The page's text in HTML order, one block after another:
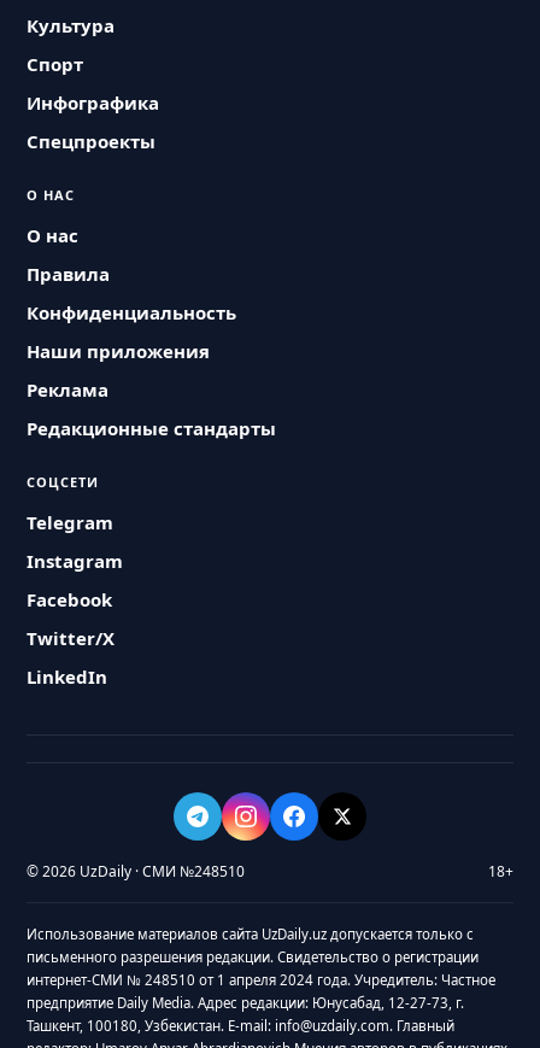
Культура
Спорт
Инфографика
Спецпроекты
О НАС
О нас
Правила
Конфиденциальность
Наши приложения
Реклама
Редакционные стандарты
СОЦСЕТИ
Telegram
Instagram
Facebook
Twitter/X
LinkedIn
© 2026 UzDaily · СМИ №248510 18+
Использование материалов сайта UzDaily.uz допускается только с
письменного разрешения редакции. Свидетельство о регистрации
интернет-СМИ № 248510 от 1 апреля 2024 года. Учредитель: Частное
предприятие Daily Media. Адрес редакции: Юнусабад, 12-27-73, г.
Ташкент, 100180, Узбекистан. E-mail: info@uzdaily.com. Главный